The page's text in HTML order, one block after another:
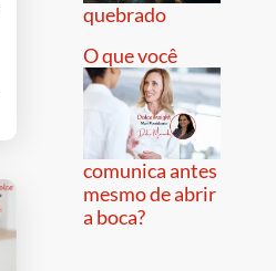
quebrado
O que você
comunica antes
mesmo de abrir
a boca?